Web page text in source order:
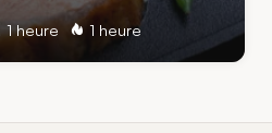
1 heure 1 heure